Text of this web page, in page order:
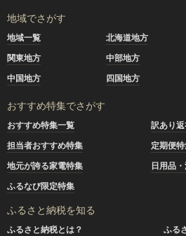
地域でさがす
地域一覧 北海道地方
関東地方
中部地方
中国地方
四国地方
おすすめ特集でさがす
おすすめ特集一覧
訳あり
担当者おすすめ特集
定期便
地元が誇る家電特集
日用品
ふるなび限定特集
ふるさと納税を知る
ふるさと納税とは？
ふる